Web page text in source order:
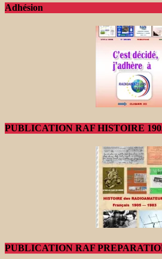
Adhésion
PUBLICATION RAF HISTOIRE
PUBLICATION RAF